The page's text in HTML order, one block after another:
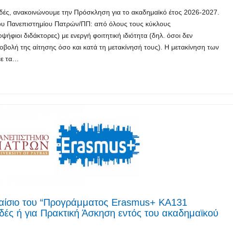
ανακοινώνουμε την Πρόσκληση για το ακαδημαϊκό έτος 2026-2027.
Πανεπιστημίου Πατρών/ΠΠ: από όλους τους κύκλους
διδάκτορες) με ενεργή φοιτητική ιδιότητα (δηλ. όσοι δεν
της αίτησης όσο και κατά τη μετακίνησή τους). Η μετακίνηση των
τα…
του “Προγράμματος Erasmus+ ΚΑ131
ή για Πρακτική Άσκηση εντός του ακαδημαϊκού